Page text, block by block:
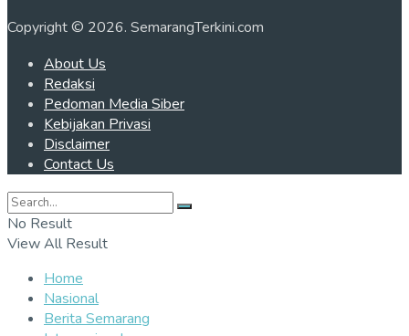
Copyright © 2026. SemarangTerkini.com
About Us
Redaksi
Pedoman Media Siber
Kebijakan Privasi
Disclaimer
Contact Us
No Result
View All Result
Home
Nasional
Berita Semarang